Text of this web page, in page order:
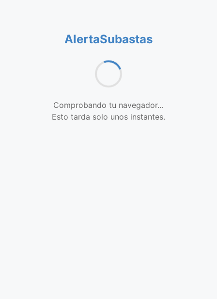
AlertaSubastas
Comprobando tu navegador…
Esto tarda solo unos instantes.